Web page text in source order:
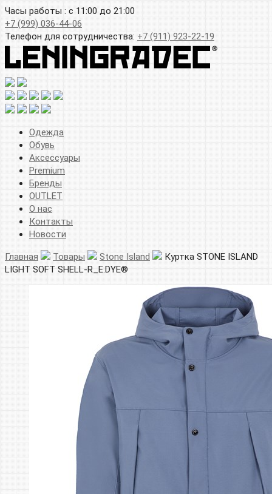
Часы работы : с 11:00 до 21:00
+7 (999) 036-44-06
Телефон для сотрудничества: +7 (911) 923-22-19
Одежда
Обувь
Аксессуары
Premium
Бренды
OUTLET
О нас
Контакты
Новости
Главная Товары Stone Island
Куртка STONE ISLAND
LIGHT SOFT SHELL-R_E.DYE®